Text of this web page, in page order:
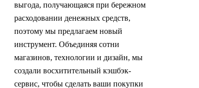
выгода, получающаяся при бережном
расходовании денежных средств,
поэтому мы предлагаем новый
инструмент. Объединяя сотни
магазинов, технологии и дизайн, мы
создали восхитительный кэшбэк-
сервис, чтобы сделать ваши покупки